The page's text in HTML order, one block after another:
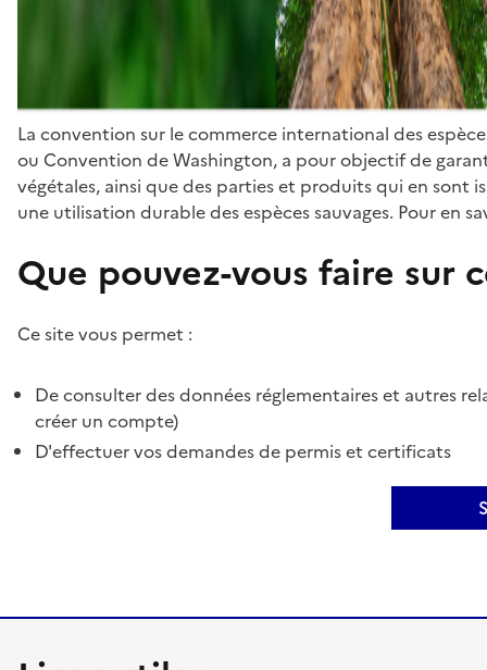
La convention sur le commerce international des
ou Convention de Washington, a pour objectif de
végétales, ainsi que des parties et produits qui en sont
une utilisation durable des espèces sauvages. Pour en
Que pouvez-vous faire sur
Ce site vous permet :
De consulter des données réglementaires et autres
créer un compte)
D'effectuer vos demandes de permis et certificats